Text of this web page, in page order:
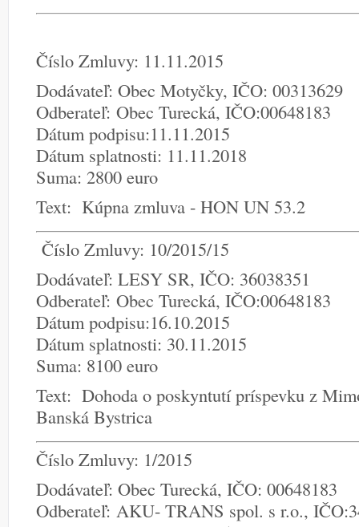
Číslo Zmluvy: 11.11.2015
Dodávateľ: Obec Motyčky, IČO: 00313629
Odberateľ: Obec Turecká, IČO:00648183
Dátum podpisu:11.11.2015
Dátum splatnosti: 11.11.2018
Suma: 2800 euro
Text: Kúpna zmluva - HON UN 53.2
Číslo Zmluvy: 10/2015/15
Dodávateľ: LESY SR, IČO: 36038351
Odberateľ: Obec Turecká, IČO:00648183
Dátum podpisu:16.10.2015
Dátum splatnosti: 30.11.2015
Suma: 8100 euro
Text: Dohoda o poskyntutí príspevku z
Banská Bystrica
Číslo Zmluvy: 1/2015
Dodávateľ: Obec Turecká, IČO: 00648183
Odberateľ: AKU- TRANS spol. s r.o.,